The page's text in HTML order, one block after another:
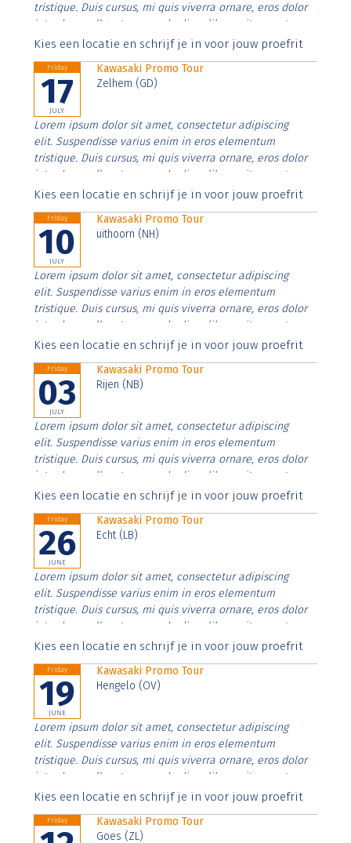
tristique. Duis cursus, mi quis viverra ornare, eros dolor
interdum nulla, ut commodo diam libero vitae erat.
Aenean faucibus nibh et justo cursus id rutrum lorem
Kies een locatie en schrijf je in voor jouw proefrit
Friday
17
JULY
Kawasaki Promo Tour
Zelhem (GD)
Lorem ipsum dolor sit amet, consectetur adipiscing
elit. Suspendisse varius enim in eros elementum
tristique. Duis cursus, mi quis viverra ornare, eros dolor
interdum nulla, ut commodo diam libero vitae erat.
Aenean faucibus nibh et justo cursus id rutrum lorem
Kies een locatie en schrijf je in voor jouw proefrit
Friday
10
JULY
Kawasaki Promo Tour
uithoorn (NH)
Lorem ipsum dolor sit amet, consectetur adipiscing
elit. Suspendisse varius enim in eros elementum
tristique. Duis cursus, mi quis viverra ornare, eros dolor
interdum nulla, ut commodo diam libero vitae erat.
Aenean faucibus nibh et justo cursus id rutrum lorem
Kies een locatie en schrijf je in voor jouw proefrit
Friday
03
JULY
Kawasaki Promo Tour
Rijen (NB)
Lorem ipsum dolor sit amet, consectetur adipiscing
elit. Suspendisse varius enim in eros elementum
tristique. Duis cursus, mi quis viverra ornare, eros dolor
interdum nulla, ut commodo diam libero vitae erat.
Aenean faucibus nibh et justo cursus id rutrum lorem
Kies een locatie en schrijf je in voor jouw proefrit
Friday
26
JUNE
Kawasaki Promo Tour
Echt (LB)
Lorem ipsum dolor sit amet, consectetur adipiscing
elit. Suspendisse varius enim in eros elementum
tristique. Duis cursus, mi quis viverra ornare, eros dolor
interdum nulla, ut commodo diam libero vitae erat.
Aenean faucibus nibh et justo cursus id rutrum lorem
Kies een locatie en schrijf je in voor jouw proefrit
Friday
19
JUNE
Kawasaki Promo Tour
Hengelo (OV)
Lorem ipsum dolor sit amet, consectetur adipiscing
elit. Suspendisse varius enim in eros elementum
tristique. Duis cursus, mi quis viverra ornare, eros dolor
interdum nulla, ut commodo diam libero vitae erat.
Aenean faucibus nibh et justo cursus id rutrum lorem
Kies een locatie en schrijf je in voor jouw proefrit
Friday
Kawasaki Promo Tour
Goes (ZL)